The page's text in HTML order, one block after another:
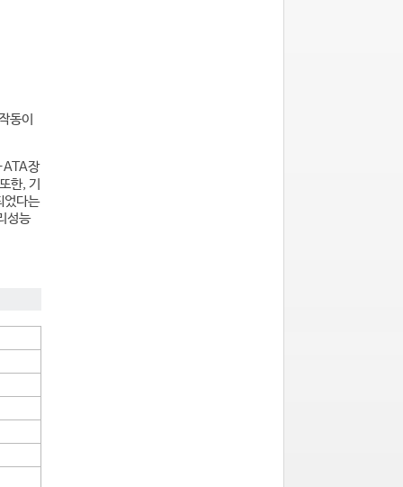
동이
ATA장
한, 기
었다는
성능